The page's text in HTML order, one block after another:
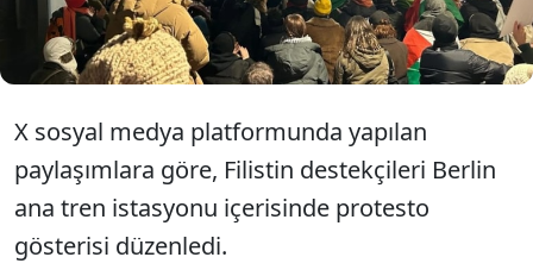
X sosyal medya platformunda yapılan
paylaşımlara göre, Filistin destekçileri Berlin
ana tren istasyonu içerisinde protesto
gösterisi düzenledi.